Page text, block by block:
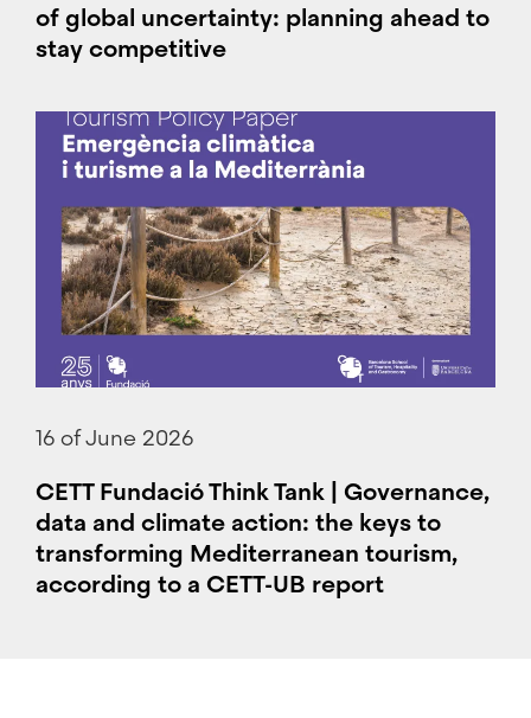
of global uncertainty: planning ahead to
stay competitive
16 of June 2026
CETT Fundació Think Tank | Governance,
data and climate action: the keys to
transforming Mediterranean tourism,
according to a CETT-UB report